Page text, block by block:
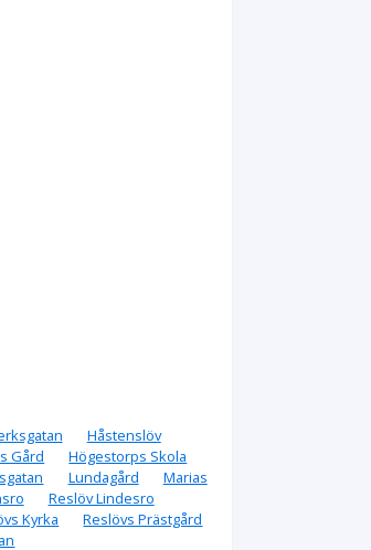
Håstenslöv
Gård
Högestorps Skola
Lundagård
Marias
Reslöv Lindesro
Kyrka
Reslövs Prästgård